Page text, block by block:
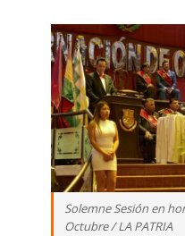
Solemne Sesión en
Octubre / LA PATRIA